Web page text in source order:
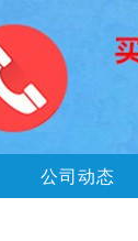
公司动态